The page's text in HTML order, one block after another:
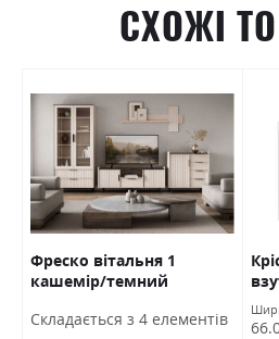
СХОЖІ
Фреско вітальня 1
кашемір/темний
Cкладається з 4 елементів